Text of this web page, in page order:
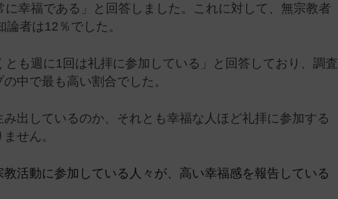
幸福である」と回答しました。これに対して、無宗教者
者は12％でした。
とも週に1回は礼拝に参加している」と回答しており、調査
中で最も高い割合でした。
出しているのか、それとも幸福な人ほど礼拝に参加する
せん。
活動に参加している人々が、高い幸福感を報告している